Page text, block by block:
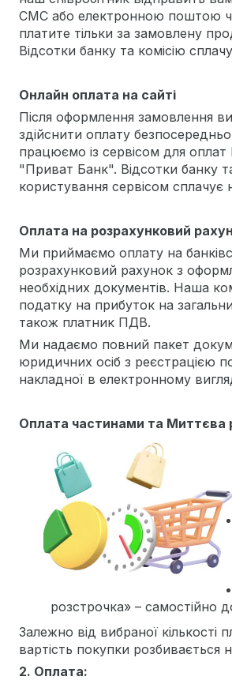
СМС або електронною поштою
платите тільки за замовлену
Відсотки банку та комісію
Онлайн оплата на сайті
Після оформлення замовлення
здійснити оплату
працюємо із сервісом для оплат
"Приват Банк". Відсотки банку
користування сервісом сплачує
Оплата на розрахунковий
Ми приймаємо оплату на
розрахунковий рахунок з
необхідних документів. Наша
податку на прибуток на
також платник ПДВ.
Ми надаємо повний пакет
юридичних осіб з реєстрацією
накладної в електронному
Оплата частинами та Миттєва
розстрочка» – самостійно
Залежно від вибраної кількості
вартість покупки розбивається
2. Оплата: